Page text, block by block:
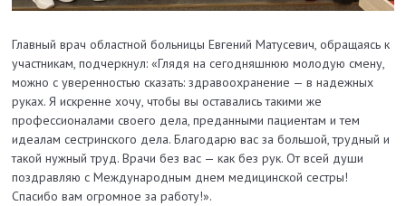
Главный врач областной больницы Евгений Матусевич, обращаясь к
участникам, подчеркнул: «Глядя на сегодняшнюю молодую смену,
можно с уверенностью сказать: здравоохранение — в надежных
руках. Я искренне хочу, чтобы вы оставались такими же
профессионалами своего дела, преданными пациентам и тем
идеалам сестринского дела. Благодарю вас за большой, трудный и
такой нужный труд. Врачи без вас — как без рук. От всей души
поздравляю с Международным днем медицинской сестры!
Спасибо вам огромное за работу!».